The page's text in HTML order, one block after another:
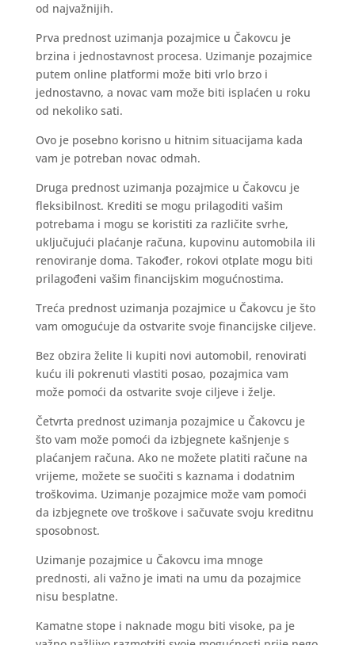
od najvažnijih.
Prva prednost uzimanja pozajmice u Čakovcu je
brzina i jednostavnost procesa. Uzimanje pozajmice
putem online platformi može biti vrlo brzo i
jednostavno, a novac vam može biti isplaćen u roku
od nekoliko sati.
Ovo je posebno korisno u hitnim situacijama kada
vam je potreban novac odmah.
Druga prednost uzimanja pozajmice u Čakovcu je
fleksibilnost. Krediti se mogu prilagoditi vašim
potrebama i mogu se koristiti za različite svrhe,
uključujući plaćanje računa, kupovinu automobila ili
renoviranje doma. Također, rokovi otplate mogu biti
prilagođeni vašim financijskim mogućnostima.
Treća prednost uzimanja pozajmice u Čakovcu je što
vam omogućuje da ostvarite svoje financijske ciljeve.
Bez obzira želite li kupiti novi automobil, renovirati
kuću ili pokrenuti vlastiti posao, pozajmica vam
može pomoći da ostvarite svoje ciljeve i želje.
Četvrta prednost uzimanja pozajmice u Čakovcu je
što vam može pomoći da izbjegnete kašnjenje s
plaćanjem računa. Ako ne možete platiti račune na
vrijeme, možete se suočiti s kaznama i dodatnim
troškovima. Uzimanje pozajmice može vam pomoći
da izbjegnete ove troškove i sačuvate svoju kreditnu
sposobnost.
Uzimanje pozajmice u Čakovcu ima mnoge
prednosti, ali važno je imati na umu da pozajmice
nisu besplatne.
Kamatne stope i naknade mogu biti visoke, pa je